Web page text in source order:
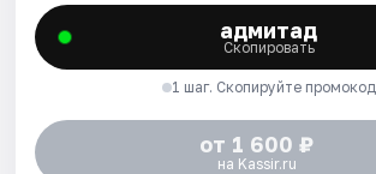
адмитад
Скопировать
1 шаг. Скопируйте промокод
от 1 600 ₽
на Kassir.ru